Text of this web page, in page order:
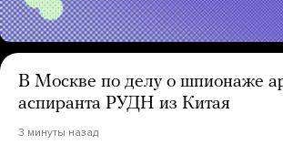
В Москве по делу о шпионаже
аспиранта РУДН из Китая
3 минуты назад